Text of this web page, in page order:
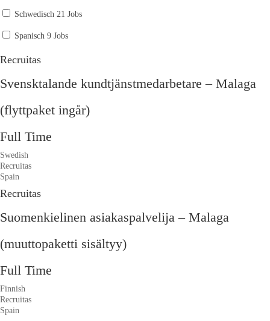
Schwedisch 21 Jobs
Spanisch 9 Jobs
Recruitas
Svensktalande kundtjänstmedarbetare – Malaga
(flyttpaket ingår)
Full Time
Swedish
Recruitas
Spain
Recruitas
Suomenkielinen asiakaspalvelija – Malaga
(muuttopaketti sisältyy)
Full Time
Finnish
Recruitas
Spain